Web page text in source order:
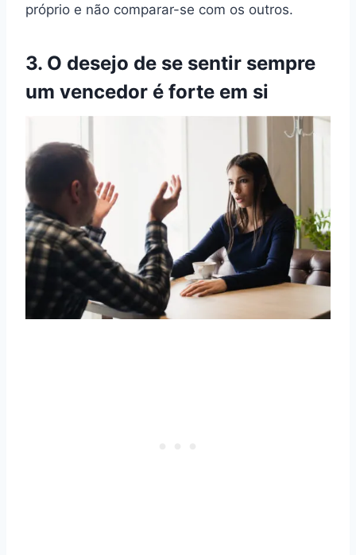
próprio e não comparar-se com os outros.
3. O desejo de se sentir sempre
um vencedor é forte em si